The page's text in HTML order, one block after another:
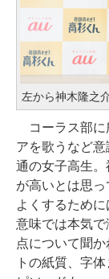
左から神木隆之
コーラス部に
アを歌うなど
通の女子高生
が高いとは思
よくするため
意味では本気
点について聞
トの紙質、字